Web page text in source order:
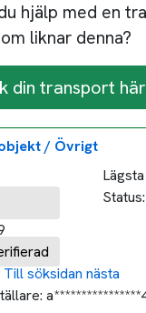
hjälp med en
liknar denna?
din transport här
/ Övrigt
Status:
Till söksidan nästa